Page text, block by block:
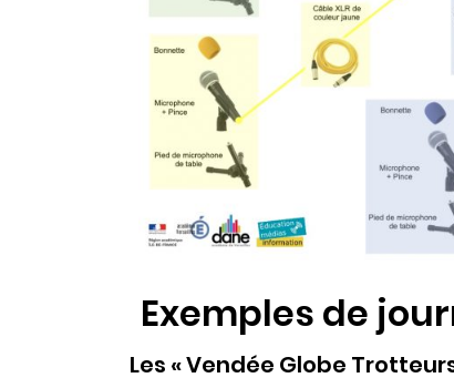
Exemples de
Les « Vendée Globe